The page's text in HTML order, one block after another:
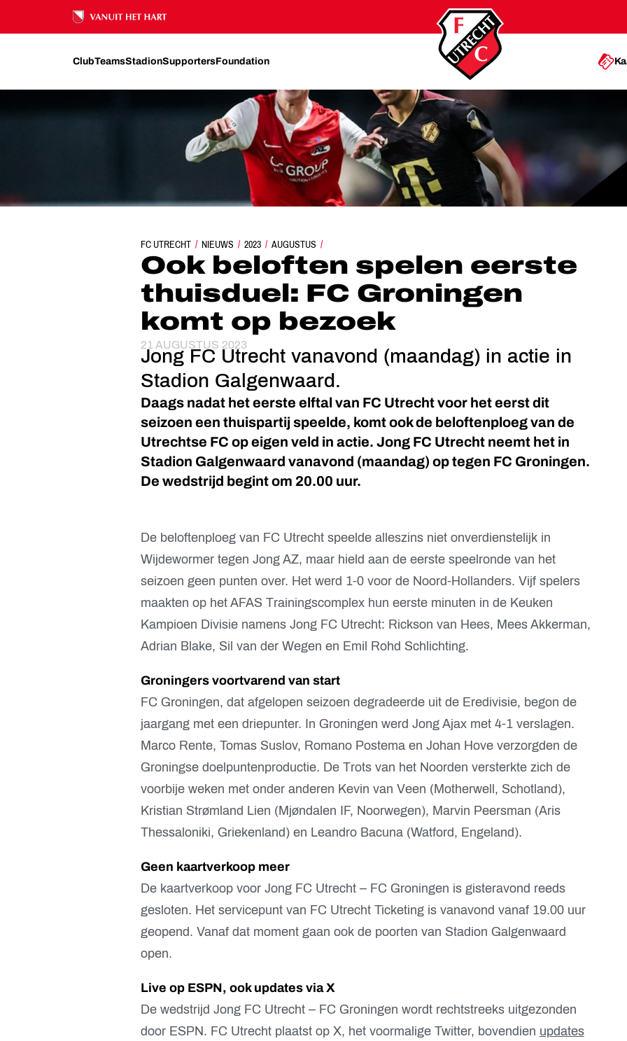
Ons nalatenschap
ClubTeamsStadionSupportersFoundation
FC UTRECHT NIEUWS 2023 AUGUSTUS
OOK BELOFTEN SPELEN EERSTE THUISDUEL: FC GRONINGEN KOMT OP BEZOEK
Ook beloften spelen eerste
thuisduel: FC Groningen
komt op bezoek
21 AUGUSTUS 2023
Jong FC Utrecht vanavond (maandag) in actie in
Stadion Galgenwaard.
Daags nadat het eerste elftal van FC Utrecht voor het eerst dit
seizoen een thuispartij speelde, komt ook de beloftenploeg van de
Utrechtse FC op eigen veld in actie. Jong FC Utrecht neemt het in
Stadion Galgenwaard vanavond (maandag) op tegen FC Groningen.
De wedstrijd begint om 20.00 uur.
De beloftenploeg van FC Utrecht speelde alleszins niet onverdienstelijk in
Wijdewormer tegen Jong AZ, maar hield aan de eerste speelronde van het
seizoen geen punten over. Het werd 1-0 voor de Noord-Hollanders. Vijf spelers
maakten op het AFAS Trainingscomplex hun eerste minuten in de Keuken
Kampioen Divisie namens Jong FC Utrecht: Rickson van Hees, Mees Akkerman,
Adrian Blake, Sil van der Wegen en Emil Rohd Schlichting.
Groningers voortvarend van start
FC Groningen, dat afgelopen seizoen degradeerde uit de Eredivisie, begon de
jaargang met een driepunter. In Groningen werd Jong Ajax met 4-1 verslagen.
Marco Rente, Tomas Suslov, Romano Postema en Johan Hove verzorgden de
Groningse doelpuntenproductie. De Trots van het Noorden versterkte zich de
voorbije weken met onder anderen Kevin van Veen (Motherwell, Schotland),
Kristian Strømland Lien (Mjøndalen IF, Noorwegen), Marvin Peersman (Aris
Thessaloniki, Griekenland) en Leandro Bacuna (Watford, Engeland).
Geen kaartverkoop meer
De kaartverkoop voor Jong FC Utrecht – FC Groningen is gisteravond reeds
gesloten. Het servicepunt van FC Utrecht Ticketing is vanavond vanaf 19.00 uur
geopend. Vanaf dat moment gaan ook de poorten van Stadion Galgenwaard
open.
Live op ESPN, ook updates via X
De wedstrijd Jong FC Utrecht – FC Groningen wordt rechtstreeks uitgezonden
door ESPN. FC Utrecht plaatst op X, het voormalige Twitter, bovendien updates